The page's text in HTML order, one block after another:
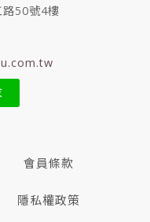
路50號4樓
會員條款
隱私權政策